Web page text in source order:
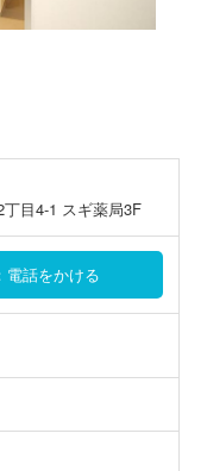
目4-1 スギ薬局3F
電話をかける